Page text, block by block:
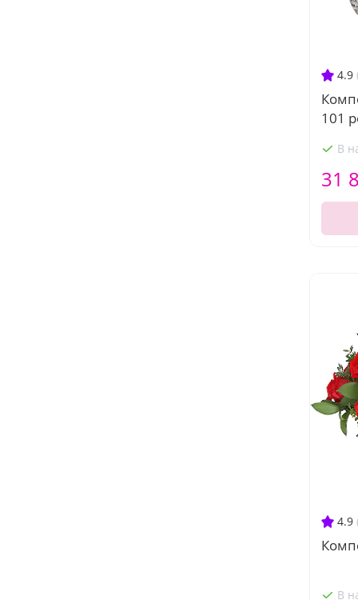
4.9
101
В
31
4.9
В